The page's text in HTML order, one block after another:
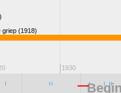
1930
griep (1918)
Begin